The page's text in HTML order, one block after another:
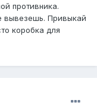
противника.
вывезешь. Привыкай
коробка для